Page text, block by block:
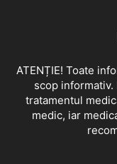
ATENȚIE! Toate
scop
tratamentul
medic, iar